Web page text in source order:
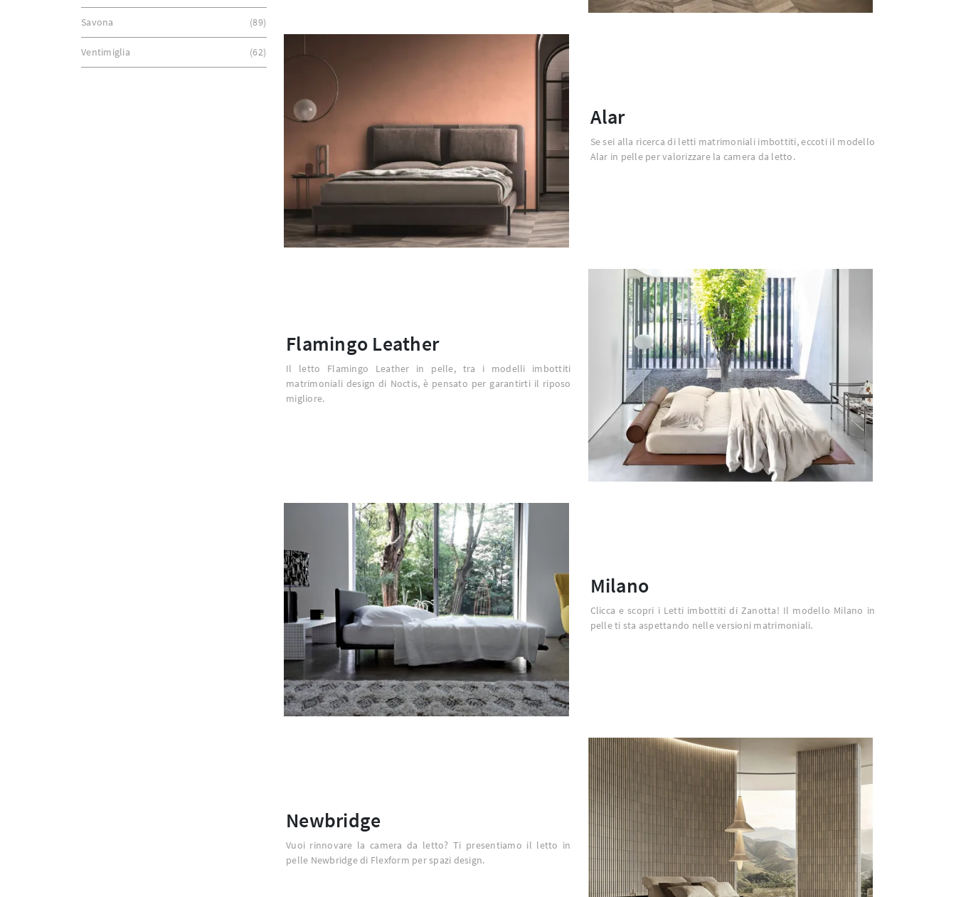
Alar
Se sei alla ricerca di letti matrimoniali imbottiti, eccoti il modello
Alar in pelle per valorizzare la camera da letto.
Flamingo Leather
Il letto Flamingo Leather in pelle, tra i modelli imbottiti
matrimoniali design di Noctis, è pensato per garantirti il riposo
migliore.
Milano
Clicca e scopri i Letti imbottiti di Zanotta! Il modello Milano in
pelle ti sta aspettando nelle versioni matrimoniali.
Newbridge
Vuoi rinnovare la camera da letto? Ti presentiamo il letto in
pelle Newbridge di Flexform per spazi design.
Savona 89
Ventimiglia 62